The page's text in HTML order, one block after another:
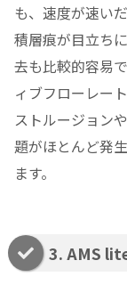
も、速度が速い
積層痕が目立ち
去も比較的容易
ィブフローレー
ストルージョン
題がほとんど発
ます。
3. AMS